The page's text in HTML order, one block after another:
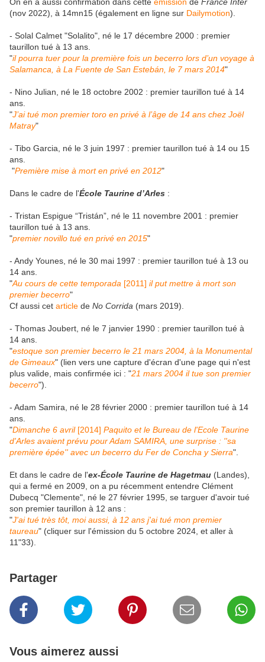
(nov 2022), à 14mn15 (également en ligne sur Dailymotion).
- Solal Calmet "Solalito", né le 17 décembre 2000 : premier
taurillon tué à 13 ans.
"il pourra tuer pour la première fois un becerro lors d’un voyage à
Salamanca, à La Fuente de San Estebán, le 7 mars 2014"
- Nino Julian, né le 18 octobre 2002 : premier taurillon tué à 14
ans.
"J’ai tué mon premier toro en privé à l’âge de 14 ans chez Joël
Matray"
- Tibo Garcia, né le 3 juin 1997 : premier taurillon tué à 14 ou 15
ans.
"Première mise à mort en privé en 2012"
Dans le cadre de l'École Taurine d’Arles :
- Tristan Espigue “Tristán”, né le 11 novembre 2001 : premier
taurillon tué à 13 ans.
"premier novillo tué en privé en 2015"
- Andy Younes, né le 30 mai 1997 : premier taurillon tué à 13 ou
14 ans.
"Au cours de cette temporada [2011] il put mettre à mort son
premier becerro"
Cf aussi cet article de No Corrida (mars 2019).
- Thomas Joubert, né le 7 janvier 1990 : premier taurillon tué à
14 ans.
"estoque son premier becerro le 21 mars 2004, à la Monumental
de Gimeaux" (lien vers une capture d'écran d'une page qui n'est
plus valide, mais confirmée ici : "21 mars 2004 il tue son premier
becerro").
- Adam Samira, né le 28 février 2000 : premier taurillon tué à 14
ans.
"Dimanche 6 avril [2014] Paquito et le Bureau de l'Ecole Taurine
d'Arles avaient prévu pour Adam SAMIRA, une surprise : ''sa
première épée'' avec un becerro du Fer de Concha y Sierra".
Et dans le cadre de l'ex-École Taurine de Hagetmau (Landes),
qui a fermé en 2009, on a pu récemment entendre Clément
Dubecq "Clemente", né le 27 février 1995, se targuer d'avoir tué
son premier taurillon à 12 ans :
"J'ai tué très tôt, moi aussi, à 12 ans j'ai tué mon premier
taureau" (cliquer sur l'émission du 5 octobre 2024, et aller à
11"33).
Partager
Vous aimerez aussi